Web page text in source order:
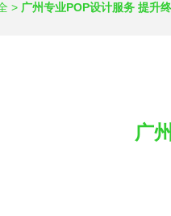
> 广州专业POP设计服务 提升
广